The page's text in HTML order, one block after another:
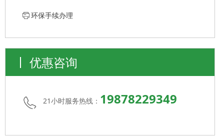
优惠咨询
21小时服务热线： 19878229349
ꁧ 环保手续办理